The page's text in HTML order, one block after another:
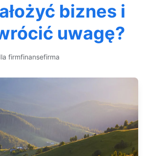
biznes i
uwagę?
firmfinansefirma